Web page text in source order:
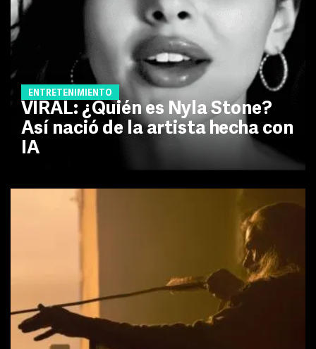
ENTRETENIMIENTO
VIRAL: ¿Quién es Nyla Stone?
Así nació de la artista hecha con
IA